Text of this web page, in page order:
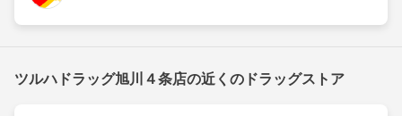
ツルハドラッグ旭川４条店の近くのドラッグストア